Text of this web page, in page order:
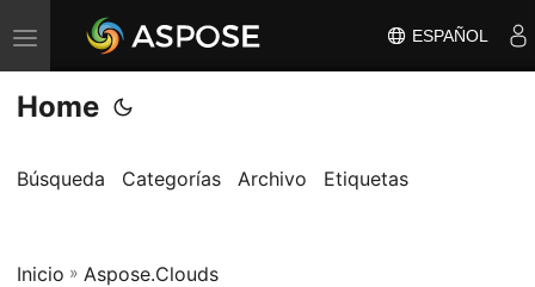
A
l
t
r
r
ESPAÑOL
Home
Búsqueda Categorías Archivo Etiquetas
Inicio » Aspose.Clouds